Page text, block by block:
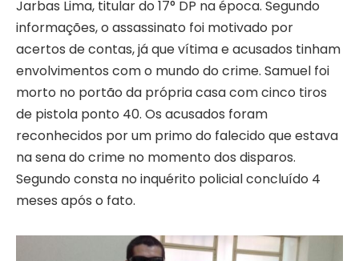
Jarbas Lima, titular do 17° DP na época. Segundo
informações, o assassinato foi motivado por
acertos de contas, já que vítima e acusados tinham
envolvimentos com o mundo do crime. Samuel foi
morto no portão da própria casa com cinco tiros
de pistola ponto 40. Os acusados foram
reconhecidos por um primo do falecido que estava
na sena do crime no momento dos disparos.
Segundo consta no inquérito policial concluído 4
meses após o fato.